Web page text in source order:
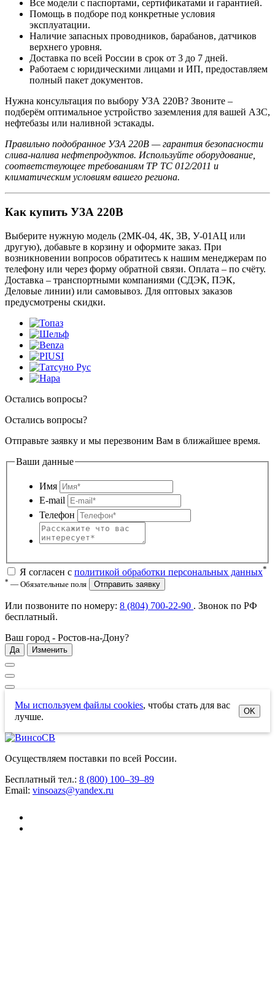
Все модели с паспортами, сертификатами и гарантией.
Помощь в подборе под конкретные условия
эксплуатации.
Наличие запасных проводников, барабанов, датчиков
верхнего уровня.
Доставка по всей России в срок от 3 до 7 дней.
Работаем с юридическими лицами и ИП, предоставляем
полный пакет документов.
Нужна консультация по выбору УЗА 220В? Звоните –
подберём оптимальное устройство заземления для вашей АЗС,
нефтебазы или наливной эстакады.
Правильно подобранное УЗА 220В — гарантия безопасности
слива-налива нефтепродуктов. Используйте оборудование,
соответствующее требованиям ТР ТС 012/2011 и
климатическим условиям вашего региона.
Как купить УЗА 220В
Выберите нужную модель (2МК-04, 4К, 3В, У-01АЦ или
другую), добавьте в корзину и оформите заказ. При
возникновении вопросов обратитесь к нашим менеджерам по
телефону или через форму обратной связи. Оплата – по счёту.
Доставка – транспортными компаниями (СДЭК, ПЭК,
Деловые линии) или самовывоз. Для оптовых заказов
предусмотрены скидки.
Остались вопросы?
Остались вопросы?
Отправьте заявку и мы перезвоним Вам в ближайшее время.
Ваши данные
Имя
E-mail
Телефон
Я согласен с политикой обработки персональных данных*
* — Обязательные поля Отправить заявку
Или позвоните по номеру: 8 (804) 700-22-90 . Звонок по РФ
бесплатный.
Ваш город - Ростов-на-Дону?
Да Изменить
Мы используем файлы cookies, чтобы стать для вас
лучше.
OK
Осуществляем поставки по всей России.
Бесплатный тел.: 8 (800) 100–39–89
Email: vinsoazs@yandex.ru